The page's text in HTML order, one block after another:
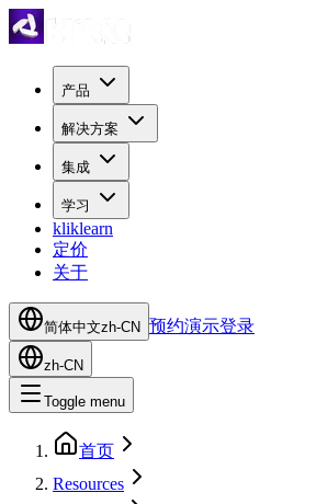
产品
解决方案
集成
学习
kliklearn
定价
关于
简体中文zh-CN 预约演示登录
zh-CN
Toggle menu
首页
Resources